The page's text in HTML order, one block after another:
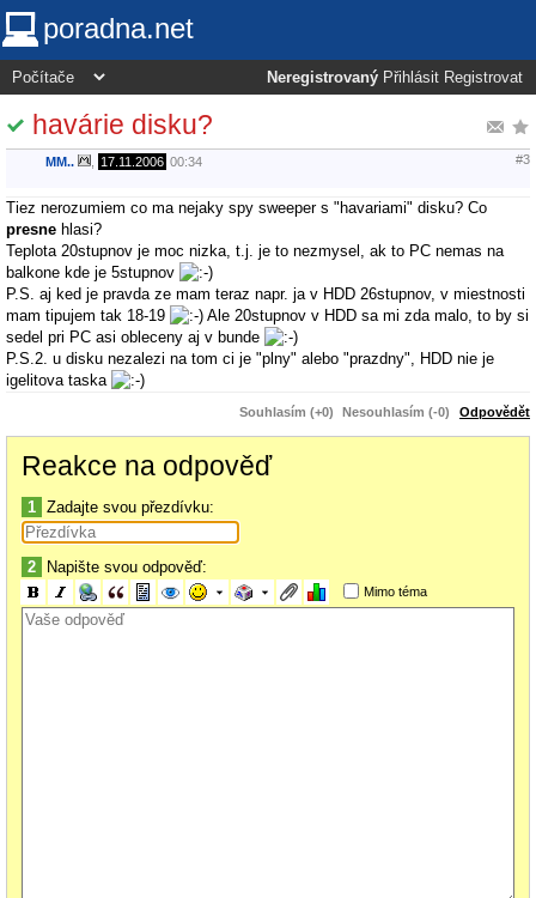
poradna.net
Neregistrovaný Přihlásit Registrovat
havárie disku?
MM.. 17.11.2006 00:34 #3
Tiez nerozumiem co ma nejaky spy sweeper s "havariami" disku? Co
presne hlasi?
Teplota 20stupnov je moc nizka, t.j. je to nezmysel, ak to PC nemas na
balkone kde je 5stupnov
P.S. aj ked je pravda ze mam teraz napr. ja v HDD 26stupnov, v miestnosti
mam tipujem tak 18-19
Ale 20stupnov v HDD sa mi zda malo, to by si
sedel pri PC asi obleceny aj v bunde
P.S.2. u disku nezalezi na tom ci je "plny" alebo "prazdny", HDD nie je
igelitova taska
Souhlasím (+0) Nesouhlasím (-0) Odpovědět
Reakce na odpověď
1 Zadajte svou přezdívku:
2 Napište svou odpověď:
Mimo téma